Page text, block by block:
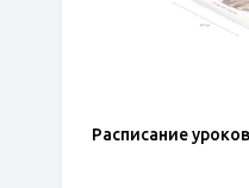
Расписание